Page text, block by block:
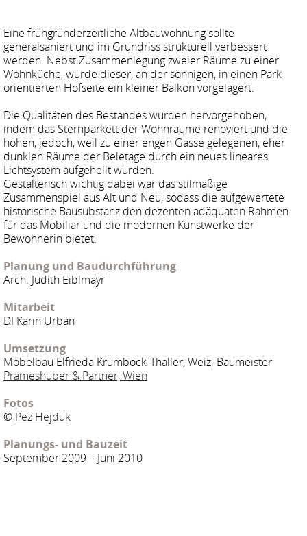
Eine frühgründerzeitliche Altbauwohnung sollte
generalsaniert und im Grundriss strukturell verbessert
werden. Nebst Zusammenlegung zweier Räume zu einer
Wohnküche, wurde dieser, an der sonnigen, in einen Park
orientierten Hofseite ein kleiner Balkon vorgelagert.
Die Qualitäten des Bestandes wurden hervorgehoben,
indem das Sternparkett der Wohnräume renoviert und die
hohen, jedoch, weil zu einer engen Gasse gelegenen, eher
dunklen Räume der Beletage durch ein neues lineares
Lichtsystem aufgehellt wurden.
Gestalterisch wichtig dabei war das stilmäßige
Zusammenspiel aus Alt und Neu, sodass die aufgewertete
historische Bausubstanz den dezenten adäquaten Rahmen
für das Mobiliar und die modernen Kunstwerke der
Bewohnerin bietet.
Planung und Baudurchführung
Arch. Judith Eiblmayr
Mitarbeit
DI Karin Urban
Umsetzung
Möbelbau Elfrieda Krumböck-Thaller, Weiz; Baumeister
Prameshuber & Partner, Wien
Fotos
© Pez Hejduk
Planungs- und Bauzeit
September 2009 – Juni 2010